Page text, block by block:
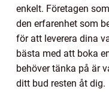
enkelt. Företagen
den erfarenhet som
för att leverera dina
bästa med att boka
behöver tänka på är
ditt bud resten åt dig.